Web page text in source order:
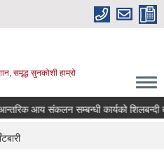
समृद्ध सुनकोशी हाम्रो
संकलन सम्बन्धी कार्यको शिलबन्दी बढाबढ